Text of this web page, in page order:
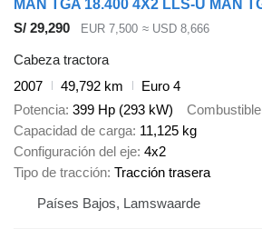
S/ 29,290 EUR 7,500 ≈ USD 8,666
Cabeza tractora
2007
49,792 km
Euro 4
Potencia 399 Hp (293 kW) Combustible
Capacidad de carga 11,125 kg
Configuración del eje 4x2
Tipo de tracción Tracción trasera
Países Bajos, Lamswaarde